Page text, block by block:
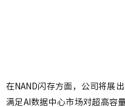
在NAND闪存方面，公司将展
满足AI数据中心市场对超高容